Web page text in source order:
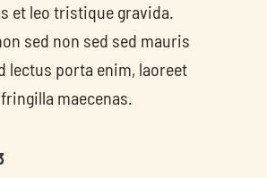
et leo tristique gravida.
sed non sed sed mauris
lectus porta enim, laoreet
fringilla maecenas.